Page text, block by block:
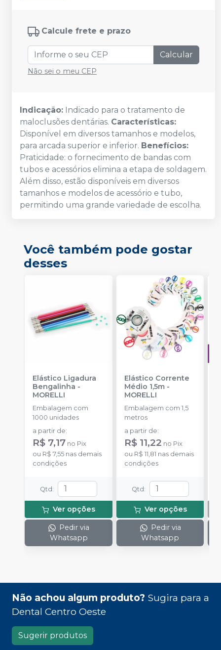
Calcule frete e prazo
Calcular
Não sei o meu CEP
Indicação: Indicado para o tratamento de
maloclusões dentárias. Características:
Disponível em diversos tamanhos e modelos,
para arcada superior e inferior. Benefícios:
Praticidade: o fornecimento de bandas com
tubos e acessórios elimina a etapa de soldagem.
Além disso, estão disponíveis em diversos
tamanhos e modelos de acessório e tubo,
permitindo uma grande variedade de escolha.
Você também pode gostar
desses
Elástico Ligadura
Bengalinha -
MORELLI
Embalagem com
1000 unidades
a partir de:
R$ 7,17 no Pix
ou R$ 7,55 nas demais
condições
Qtd :
Ver opções
Pedir via
Whatsapp
Elástico Corrente
Médio 1,5m-
MORELLI
Embalagem com 1,5
metros
a partir de:
R$ 11,22 no Pix
ou R$ 11,81 nas demais
condições
Qtd :
Ver opções
Pedir via
Whatsapp
Não achou algum produto? Sugira para a
Dental Centro Oeste
Sugerir produtos